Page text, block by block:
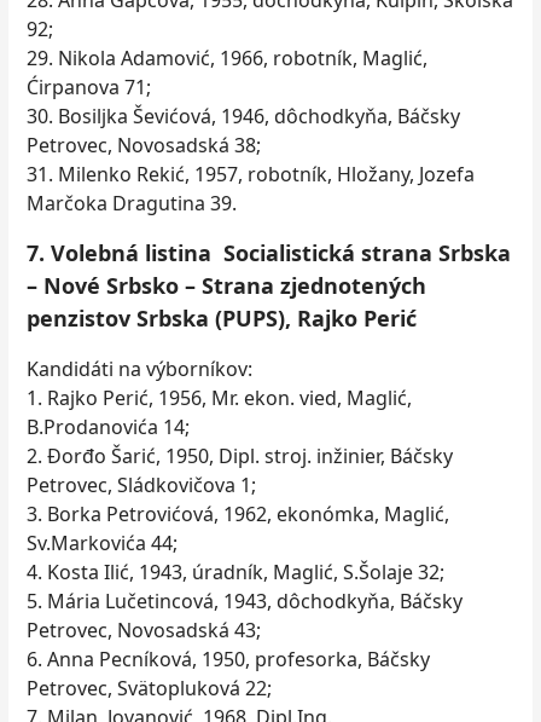
92;
29. Nikola Adamović, 1966, robotník, Maglić,
Ćirpanova 71;
30. Bosiljka Ševićová, 1946, dôchodkyňa, Báčsky
Petrovec, Novosadská 38;
31. Milenko Rekić, 1957, robotník, Hložany, Jozefa
Marčoka Dragutina 39.
7. Volebná listina Socialistická strana Srbska
– Nové Srbsko – Strana zjednotených
penzistov Srbska (PUPS), Rajko Perić
Kandidáti na výborníkov:
1. Rajko Perić, 1956, Mr. ekon. vied, Maglić,
B.Prodanovića 14;
2. Đorđo Šarić, 1950, Dipl. stroj. inžinier, Báčsky
Petrovec, Sládkovičova 1;
3. Borka Petrovićová, 1962, ekonómka, Maglić,
Sv.Markovića 44;
4. Kosta Ilić, 1943, úradník, Maglić, S.Šolaje 32;
5. Mária Lučetincová, 1943, dôchodkyňa, Báčsky
Petrovec, Novosadská 43;
6. Anna Pecníková, 1950, profesorka, Báčsky
Petrovec, Svätopluková 22;